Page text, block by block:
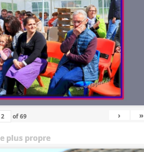
of69 › »
plus propre